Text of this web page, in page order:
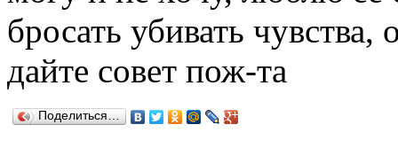
бросать убивать
дайте совет пож-та
Поделиться…